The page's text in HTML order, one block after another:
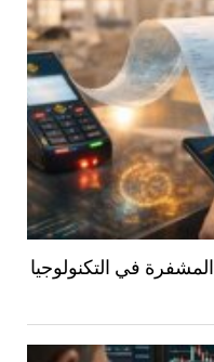
في التكنولوجيا